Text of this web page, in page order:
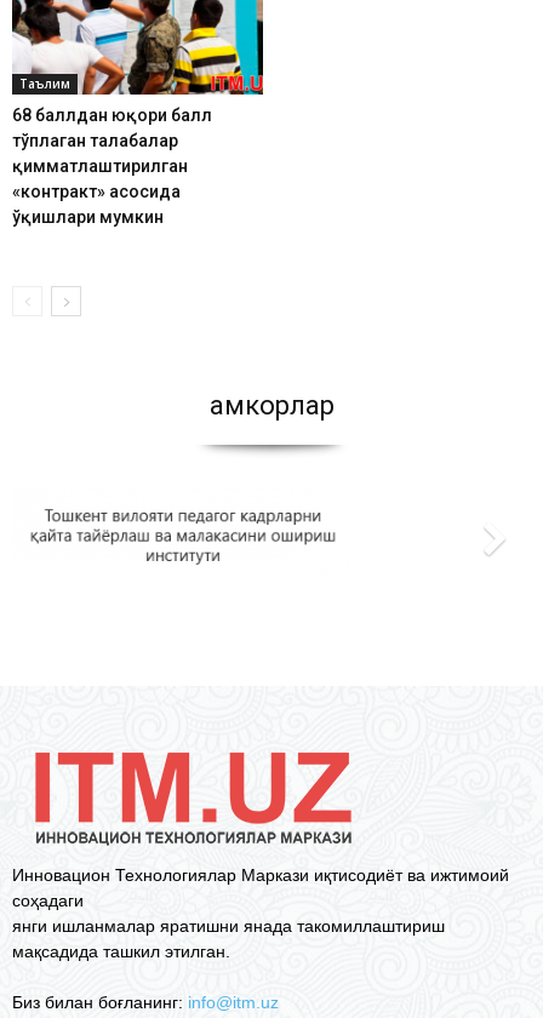
Таълим
68 баллдан юқори балл
тўплаган талабалар
қимматлаштирилган
«контракт» асосида
ўқишлари мумкин
Ҳамкорлар
Инновацион Технологиялар Маркази иқтисодиёт ва ижтимоий
соҳадаги
янги ишланмалар яратишни янада такомиллаштириш
мақсадида ташкил этилган.
Биз билан боғланинг: info@itm.uz